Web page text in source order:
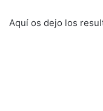
Aquí os dejo los